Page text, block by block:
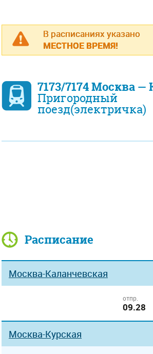
В расписаниях указано
МЕСТНОЕ ВРЕМЯ!
7173/7174 Москва —
Пригородный
поезд(электричка)
Расписание
Москва-Каланчевская
отпр.
09.28
Москва-Курская